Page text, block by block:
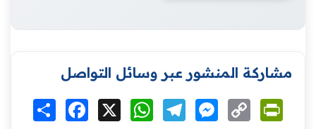
مشاركة المنشور عبر وسائل التواصل
انشر Facebook WhatsAppTelegramMessenger
Copy
Link